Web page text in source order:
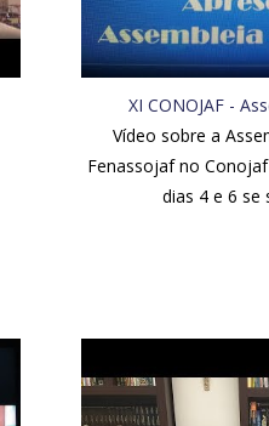
XI CONOJAF -
Vídeo sobre a
Fenassojaf no
dias 4 e 6 se